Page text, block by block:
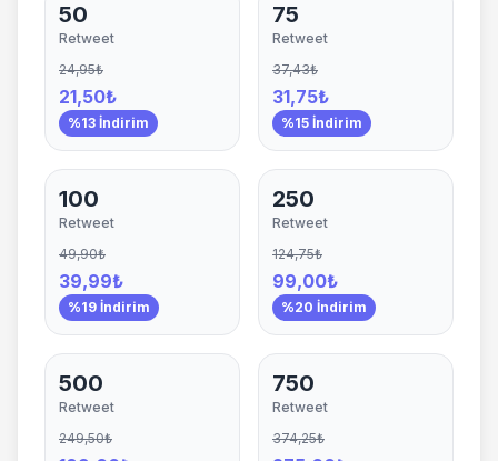
50
Retweet
24,95₺
21,50₺
%13 İndirim
75
Retweet
37,43₺
31,75₺
%15 İndirim
100
Retweet
49,90₺
39,99₺
%19 İndirim
250
Retweet
124,75₺
99,00₺
%20 İndirim
500
Retweet
249,50₺
750
Retweet
374,25₺